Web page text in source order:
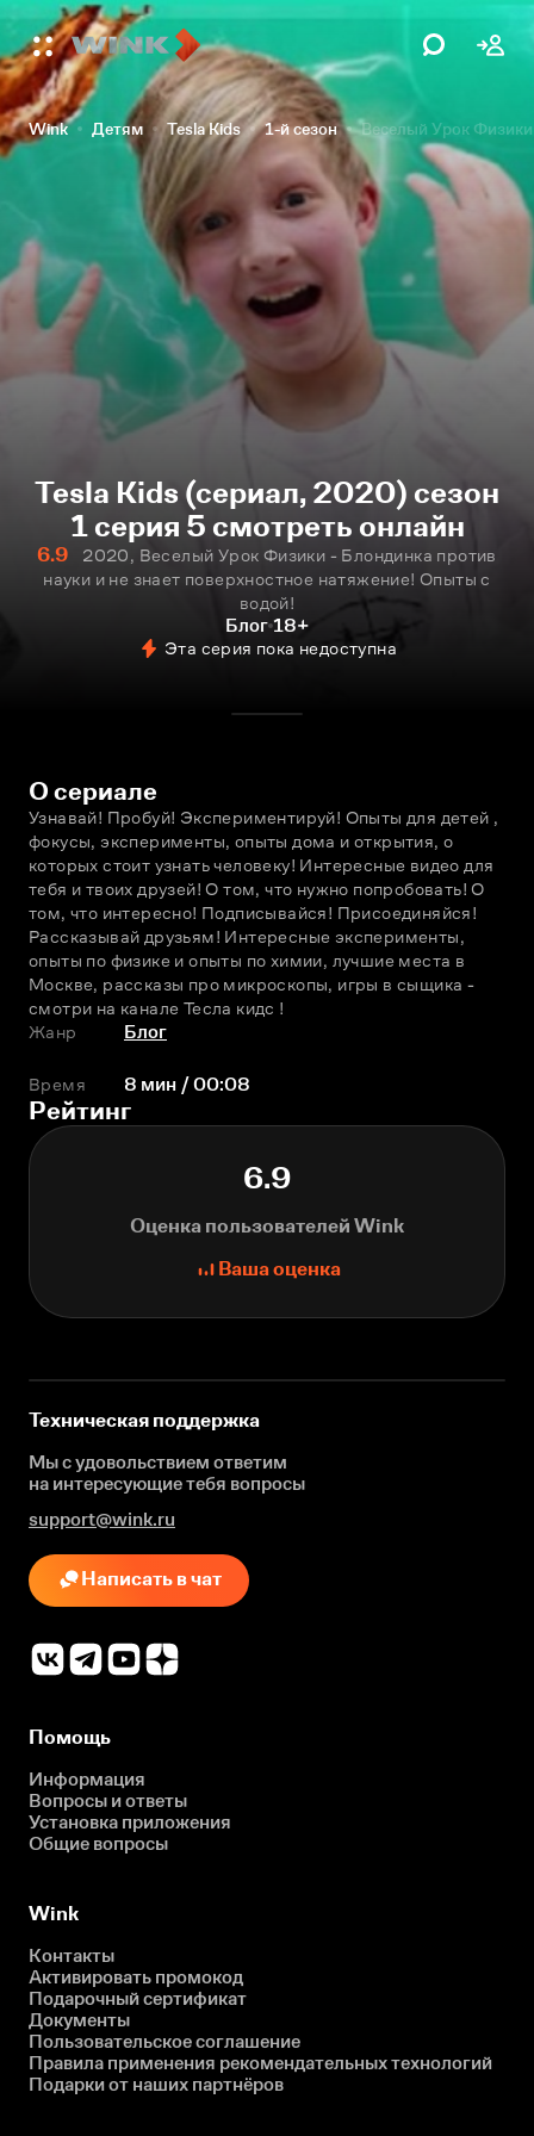
Wink Детям Tesla Kids 1-й сезон Веселый Урок Физики
Tesla Kids (сериал, 2020) сезон
1 серия 5 смотреть онлайн
6.9
2020, Веселый Урок Физики - Блондинка против
науки и не знает поверхностное натяжение! Опыты с
водой!
Блог 18+
Эта серия пока недоступна
О сериале
Узнавай! Пробуй! Экспериментируй! Опыты для детей ,
фокусы, эксперименты, опыты дома и открытия, о
которых стоит узнать человеку! Интересные видео для
тебя и твоих друзей! О том, что нужно попробовать! О
том, что интересно! Подписывайся! Присоединяйся!
Рассказывай друзьям! Интересные эксперименты,
опыты по физике и опыты по химии, лучшие места в
Москве, рассказы про микроскопы, игры в сыщика -
смотри на канале Тесла кидс !
Жанр
Блог
Время 8 мин / 00:08
Рейтинг
6.9
Оценка пользователей Wink
Ваша оценка
Техническая поддержка
Мы с удовольствием ответим
на интересующиетебя вопросы
support@wink.ru
Написать в чат
Помощь
Информация
Вопросы и ответы
Установка приложения
Общие вопросы
Wink
Контакты
Активировать промокод
Подарочный сертификат
Документы
Пользовательское соглашение
Правила применения рекомендательных технологий
Подарки от наших партнёров